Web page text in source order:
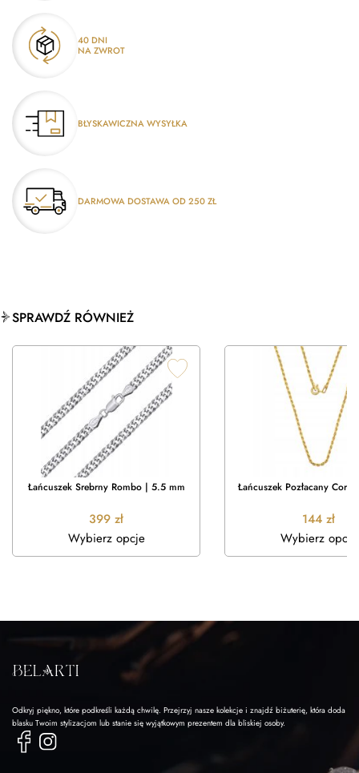
40 DNI
NA ZWROT
BŁYSKAWICZNA WYSYŁKA
DARMOWA DOSTAWA OD 250 ZŁ
SPRAWDŹ RÓWNIEŻ
Łańcuszek Srebrny Rombo | 5.5 mm
399 zł
Wybierz opcje
Łańcuszek Pozłacany
144 zł
Wybierz opcje
Odkryj piękno, które podkreśli każdą chwilę. Przejrzyj nasze kolekcje i znajdź biżuterię, która doda
blasku Twoim stylizacjom lub stanie się wyjątkowym prezentem dla bliskiej osoby.